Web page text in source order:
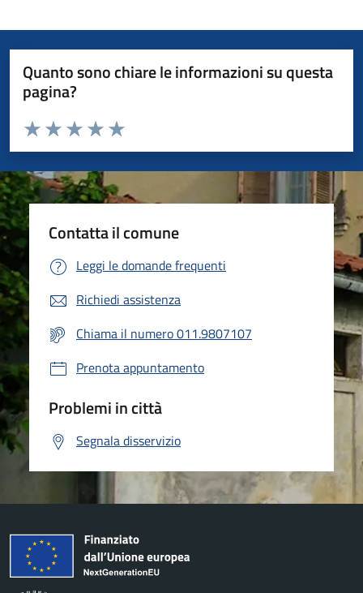
Quanto sono chiare le informazioni su questa
pagina?
Valuta da 1 a 5 stelle la pagina
Valuta 5 stelle su 5
Valuta 4 stelle su 5
Valuta 3 stelle su 5
Valuta 2 stelle su 5
Valuta 1 stelle su 5
Contatta il comune
Leggi le domande frequenti
Richiedi assistenza
Chiama il numero 011.9807107
Prenota appuntamento
Problemi in città
Segnala disservizio